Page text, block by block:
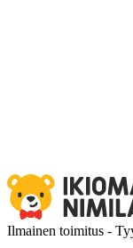
Ilmainen toimitus -